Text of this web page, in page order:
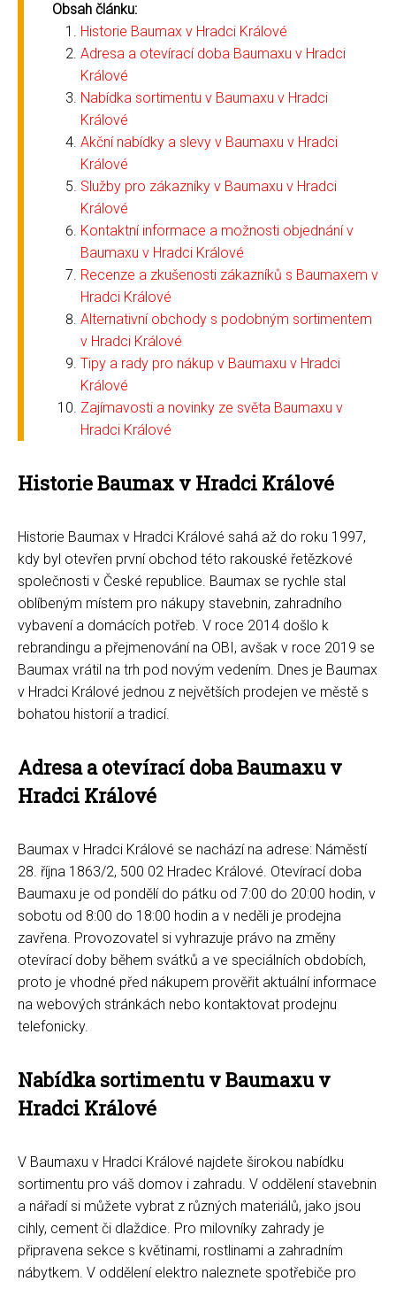
Obsah článku:
Historie Baumax v Hradci Králové
Adresa a otevírací doba Baumaxu v Hradci
Králové
Nabídka sortimentu v Baumaxu v Hradci
Králové
Akční nabídky a slevy v Baumaxu v Hradci
Králové
Služby pro zákazníky v Baumaxu v Hradci
Králové
Kontaktní informace a možnosti objednání v
Baumaxu v Hradci Králové
Recenze a zkušenosti zákazníků s Baumaxem v
Hradci Králové
Alternativní obchody s podobným sortimentem
v Hradci Králové
Tipy a rady pro nákup v Baumaxu v Hradci
Králové
Zajímavosti a novinky ze světa Baumaxu v
Hradci Králové
Historie Baumax v Hradci Králové
Historie Baumax v Hradci Králové sahá až do roku 1997,
kdy byl otevřen první obchod této rakouské řetězkové
společnosti v České republice. Baumax se rychle stal
oblíbeným místem pro nákupy stavebnin, zahradního
vybavení a domácích potřeb. V roce 2014 došlo k
rebrandingu a přejmenování na OBI, avšak v roce 2019 se
Baumax vrátil na trh pod novým vedením. Dnes je Baumax
v Hradci Králové jednou z největších prodejen ve městě s
bohatou historií a tradicí.
Adresa a otevírací doba Baumaxu v
Hradci Králové
Baumax v Hradci Králové se nachází na adrese: Náměstí
28. října 1863/2, 500 02 Hradec Králové. Otevírací doba
Baumaxu je od pondělí do pátku od 7:00 do 20:00 hodin, v
sobotu od 8:00 do 18:00 hodin a v neděli je prodejna
zavřena. Provozovatel si vyhrazuje právo na změny
otevírací doby během svátků a ve speciálních obdobích,
proto je vhodné před nákupem prověřit aktuální informace
na webových stránkách nebo kontaktovat prodejnu
telefonicky.
Nabídka sortimentu v Baumaxu v
Hradci Králové
V Baumaxu v Hradci Králové najdete širokou nabídku
sortimentu pro váš domov i zahradu. V oddělení stavebnin
a nářadí si můžete vybrat z různých materiálů, jako jsou
cihly, cement či dlaždice. Pro milovníky zahrady je
připravena sekce s květinami, rostlinami a zahradním
nábytkem. V oddělení elektro naleznete spotřebiče pro